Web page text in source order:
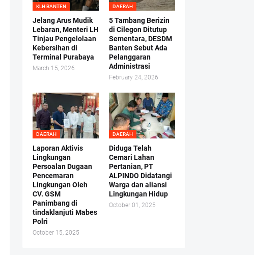
KLH BANTEN
Jelang Arus Mudik
Lebaran, Menteri LH
Tinjau Pengelolaan
Kebersihan di
Terminal Purabaya
March 15, 2026
DAERAH
5 Tambang Berizin
di Cilegon Ditutup
Sementara, DESDM
Banten Sebut Ada
Pelanggaran
Administrasi
February 24, 2026
DAERAH
Laporan Aktivis
Lingkungan
Persoalan Dugaan
Pencemaran
Lingkungan Oleh
CV. GSM
Panimbang di
tindaklanjuti Mabes
Polri
October 15, 2025
DAERAH
Diduga Telah
Cemari Lahan
Pertanian, PT
ALPINDO Didatangi
Warga dan aliansi
Lingkungan Hidup
October 01, 2025